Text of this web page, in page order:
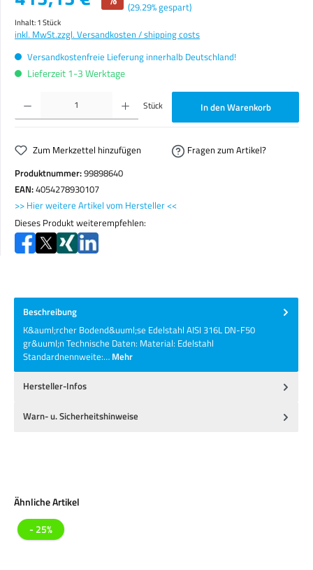
(29.29% gespart)
Inhalt:1 Stück
inkl. MwSt.zzgl. Versandkosten / shipping costs
Versandkostenfreie Lieferung innerhalb Deutschland!
Lieferzeit 1-3 Werktage
Produkt Anzahl: Gib den gewünschten Wert ein oder benutze die Schaltflächen um die Anzahl zu
Stück In den Warenkorb
Zum Merkzettel hinzufügen
Fragen zum Artikel?
Produktnummer:99898640
EAN:4054278930107
>> Hier weitere Artikel vom Hersteller <<
Dieses Produkt weiterempfehlen:
Beschreibung
K&auml;rcher Bodend&uuml;se Edelstahl AISI 316L DN-F50
gr&uuml;n Technische Daten: Material: Edelstahl
Standardnennweite:… Mehr
Hersteller-Infos
Warn- u. Sicherheitshinweise
Produktgalerie überspringen
Ähnliche Artikel
- 25%